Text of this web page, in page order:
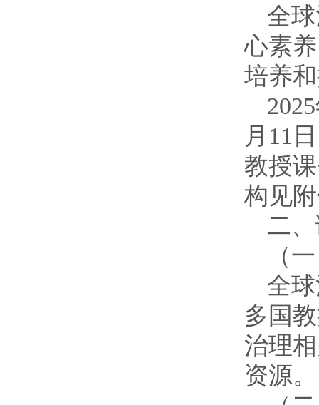
全
心素
培养
月11
教授
构见
二
（
全
多国
治理
资源。